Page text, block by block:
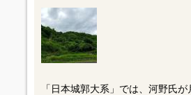
「日本城郭大系」では、河野氏